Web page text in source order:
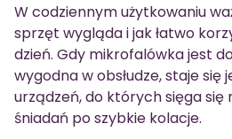
W codziennym użytkowaniu
sprzęt wygląda i jak łatwo
dzień. Gdy mikrofalówka jest
wygodna w obsłudze, staje się
urządzeń, do których sięga się
śniadań po szybkie kolacje.